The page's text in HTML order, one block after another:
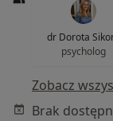
dr Dorota
psycholog
Zobacz